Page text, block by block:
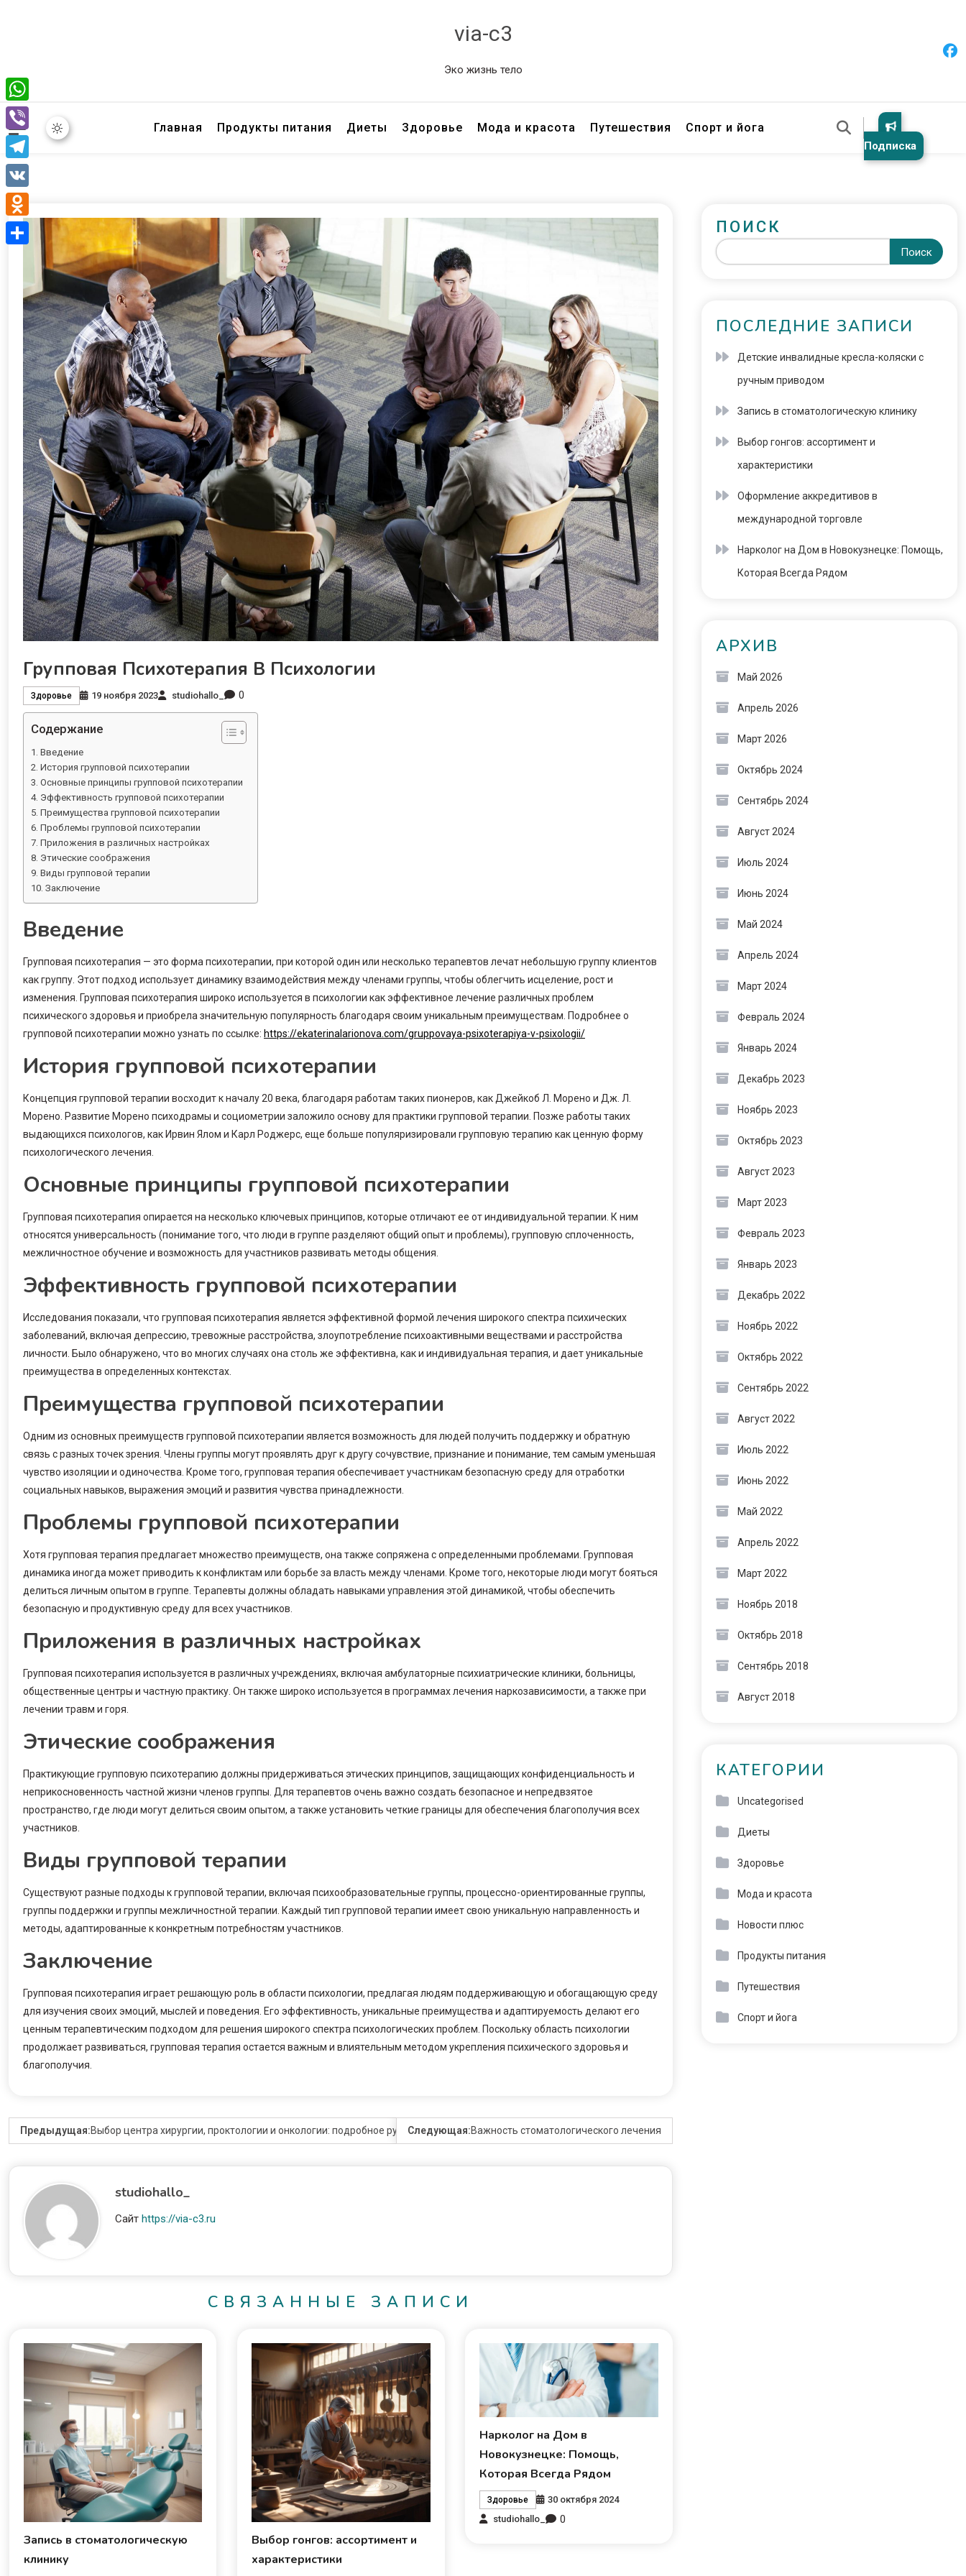
via-c3
Эко жизнь тело
Главная Продукты питания Диеты Здоровье Мода и красота Путешествия Спорт и йога
Подписка
Групповая Психотерапия В Психологии
Здоровье 19 ноября 2023 studiohallo_ 0
Содержание
Введение
История групповой психотерапии
Основные принципы групповой психотерапии
Эффективность групповой психотерапии
Преимущества групповой психотерапии
Проблемы групповой психотерапии
Приложения в различных настройках
Этические соображения
Виды групповой терапии
Заключение
Введение
Групповая психотерапия — это форма психотерапии, при которой один или несколько терапевтов лечат небольшую группу клиентов
как группу. Этот подход использует динамику взаимодействия между членами группы, чтобы облегчить исцеление, рост и
изменения. Групповая психотерапия широко используется в психологии как эффективное лечение различных проблем
психического здоровья и приобрела значительную популярность благодаря своим уникальным преимуществам. Подробнее о
групповой психотерапии можно узнать по ссылке: https://ekaterinalarionova.com/gruppovaya-psixoterapiya-v-psixologii/
История групповой психотерапии
Концепция групповой терапии восходит к началу 20 века, благодаря работам таких пионеров, как Джейкоб Л. Морено и Дж. Л.
Морено. Развитие Морено психодрамы и социометрии заложило основу для практики групповой терапии. Позже работы таких
выдающихся психологов, как Ирвин Ялом и Карл Роджерс, еще больше популяризировали групповую терапию как ценную форму
психологического лечения.
Основные принципы групповой психотерапии
Групповая психотерапия опирается на несколько ключевых принципов, которые отличают ее от индивидуальной терапии. К ним
относятся универсальность (понимание того, что люди в группе разделяют общий опыт и проблемы), групповую сплоченность,
межличностное обучение и возможность для участников развивать методы общения.
Эффективность групповой психотерапии
Исследования показали, что групповая психотерапия является эффективной формой лечения широкого спектра психических
заболеваний, включая депрессию, тревожные расстройства, злоупотребление психоактивными веществами и расстройства
личности. Было обнаружено, что во многих случаях она столь же эффективна, как и индивидуальная терапия, и дает уникальные
преимущества в определенных контекстах.
Преимущества групповой психотерапии
Одним из основных преимуществ групповой психотерапии является возможность для людей получить поддержку и обратную
связь с разных точек зрения. Члены группы могут проявлять друг к другу сочувствие, признание и понимание, тем самым уменьшая
чувство изоляции и одиночества. Кроме того, групповая терапия обеспечивает участникам безопасную среду для отработки
социальных навыков, выражения эмоций и развития чувства принадлежности.
Проблемы групповой психотерапии
Хотя групповая терапия предлагает множество преимуществ, она также сопряжена с определенными проблемами. Групповая
динамика иногда может приводить к конфликтам или борьбе за власть между членами. Кроме того, некоторые люди могут бояться
делиться личным опытом в группе. Терапевты должны обладать навыками управления этой динамикой, чтобы обеспечить
безопасную и продуктивную среду для всех участников.
Приложения в различных настройках
Групповая психотерапия используется в различных учреждениях, включая амбулаторные психиатрические клиники, больницы,
общественные центры и частную практику. Он также широко используется в программах лечения наркозависимости, а также при
лечении травм и горя.
Этические соображения
Практикующие групповую психотерапию должны придерживаться этических принципов, защищающих конфиденциальность и
неприкосновенность частной жизни членов группы. Для терапевтов очень важно создать безопасное и непредвзятое
пространство, где люди могут делиться своим опытом, а также установить четкие границы для обеспечения благополучия всех
участников.
Виды групповой терапии
Существуют разные подходы к групповой терапии, включая психообразовательные группы, процессно-ориентированные группы,
группы поддержки и группы межличностной терапии. Каждый тип групповой терапии имеет свою уникальную направленность и
методы, адаптированные к конкретным потребностям участников.
Заключение
Групповая психотерапия играет решающую роль в области психологии, предлагая людям поддерживающую и обогащающую среду
для изучения своих эмоций, мыслей и поведения. Его эффективность, уникальные преимущества и адаптируемость делают его
ценным терапевтическим подходом для решения широкого спектра психологических проблем. Поскольку область психологии
продолжает развиваться, групповая терапия остается важным и влиятельным методом укрепления психического здоровья и
благополучия.
Предыдущая:Выбор центра хирургии, проктологии и онкологии: подробное руководство
Следующая:Важность стоматологического лечения
studiohallo_
Сайт https://via-c3.ru
СВЯЗАННЫЕ ЗАПИСИ
Запись в стоматологическую
клинику
Выбор гонгов: ассортимент и
характеристики
Нарколог на Дом в
Новокузнецке: Помощь,
Которая Всегда Рядом
Здоровье
30 октября 2024
studiohallo_
0
ПОИСК
Поиск
ПОСЛЕДНИЕ ЗАПИСИ
Детские инвалидные кресла-коляски с
ручным приводом
Запись в стоматологическую клинику
Выбор гонгов: ассортимент и
характеристики
Оформление аккредитивов в
международной торговле
Нарколог на Дом в Новокузнецке: Помощь,
Которая Всегда Рядом
АРХИВ
Май 2026
Апрель 2026
Март 2026
Октябрь 2024
Сентябрь 2024
Август 2024
Июль 2024
Июнь 2024
Май 2024
Апрель 2024
Март 2024
Февраль 2024
Январь 2024
Декабрь 2023
Ноябрь 2023
Октябрь 2023
Август 2023
Март 2023
Февраль 2023
Январь 2023
Декабрь 2022
Ноябрь 2022
Октябрь 2022
Сентябрь 2022
Август 2022
Июль 2022
Июнь 2022
Май 2022
Апрель 2022
Март 2022
Ноябрь 2018
Октябрь 2018
Сентябрь 2018
Август 2018
КАТЕГОРИИ
Uncategorised
Диеты
Здоровье
Мода и красота
Новости плюс
Продукты питания
Путешествия
Спорт и йога
WhatsApp
Viber
Telegram
VK
Odnoklassniki
Отправить